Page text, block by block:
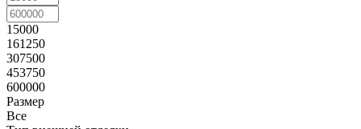
15000
161250
307500
453750
600000
Размер
Все